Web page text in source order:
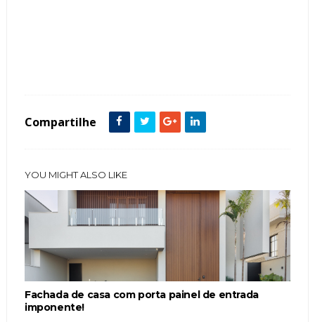
Compartilhe
YOU MIGHT ALSO LIKE
Fachada de casa com porta painel de entrada
imponente!